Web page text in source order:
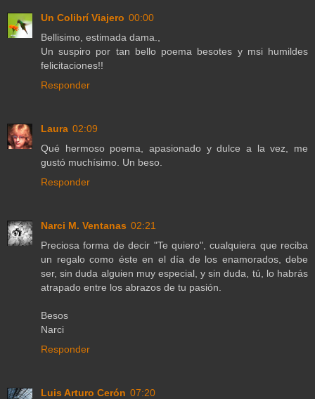
Un Colibrí Viajero 00:00
Bellisimo, estimada dama.,
Un suspiro por tan bello poema besotes y msi humildes
felicitaciones!!
Responder
Laura 02:09
Qué hermoso poema, apasionado y dulce a la vez, me
gustó muchísimo. Un beso.
Responder
Narci M. Ventanas 02:21
Preciosa forma de decir "Te quiero", cualquiera que reciba
un regalo como éste en el día de los enamorados, debe
ser, sin duda alguien muy especial, y sin duda, tú, lo habrás
atrapado entre los abrazos de tu pasión.
Besos
Narci
Responder
Luis Arturo Cerón 07:20